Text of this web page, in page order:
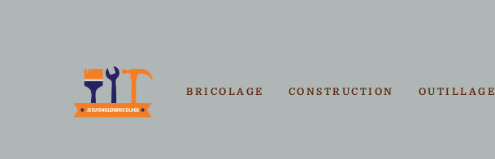
BRICOLAGE CONSTRUCTION OUTILLAGE